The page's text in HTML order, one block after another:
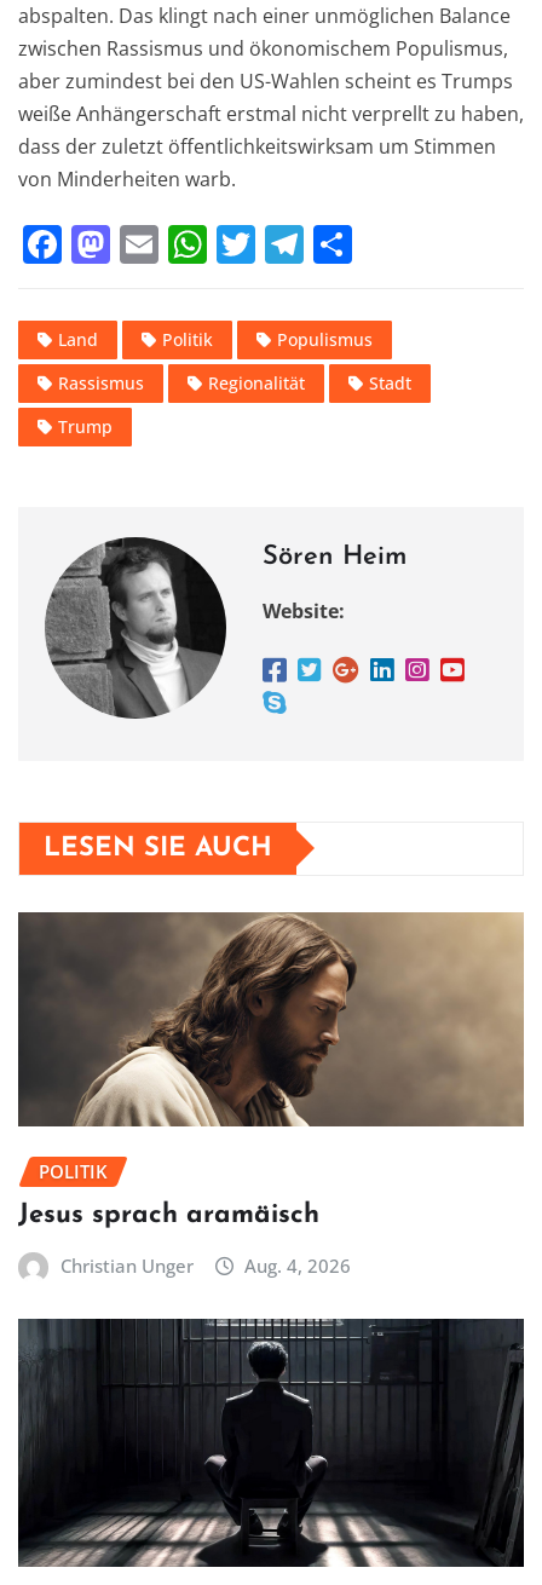
abspalten. Das klingt nach einer unmöglichen Balance
zwischen Rassismus und ökonomischem Populismus,
aber zumindest bei den US-Wahlen scheint es Trumps
weiße Anhängerschaft erstmal nicht verprellt zu haben,
dass der zuletzt öffentlichkeitswirksam um Stimmen
von Minderheiten warb.
F
c
e
b
o
M
st
o
d
o
E
ai
l
W
at
s
A
T
it
te
r
T
e
gr
a
le
n
Land Politik
Populismus
Rassismus
Regionalität
Stadt
Trump
Sören Heim
Website:
LESEN SIE AUCH
POLITIK
Jesus sprach aramäisch
Christian Unger Aug. 4, 2026